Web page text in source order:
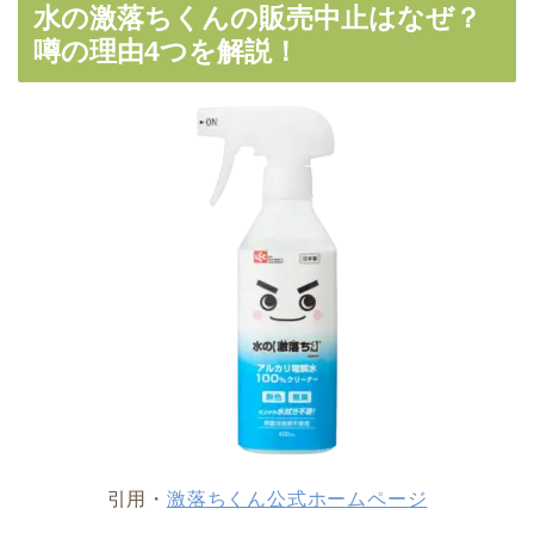
水の激落ちくんの販売中止はなぜ？
噂の理由4つを解説！
引用・ 激落ちくん公式ホームページ